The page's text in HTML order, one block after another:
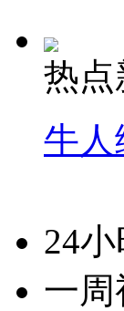
热点
牛人
24
一周